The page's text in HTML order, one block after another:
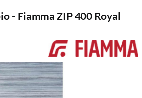
- Fiamma ZIP 400 Royal